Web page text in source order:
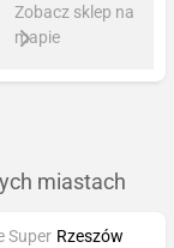
Zobacz sklep na
mapie
miastach
Super Rzeszów